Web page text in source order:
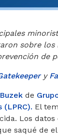
sobre los
de
y
de
El
Los
saqué de